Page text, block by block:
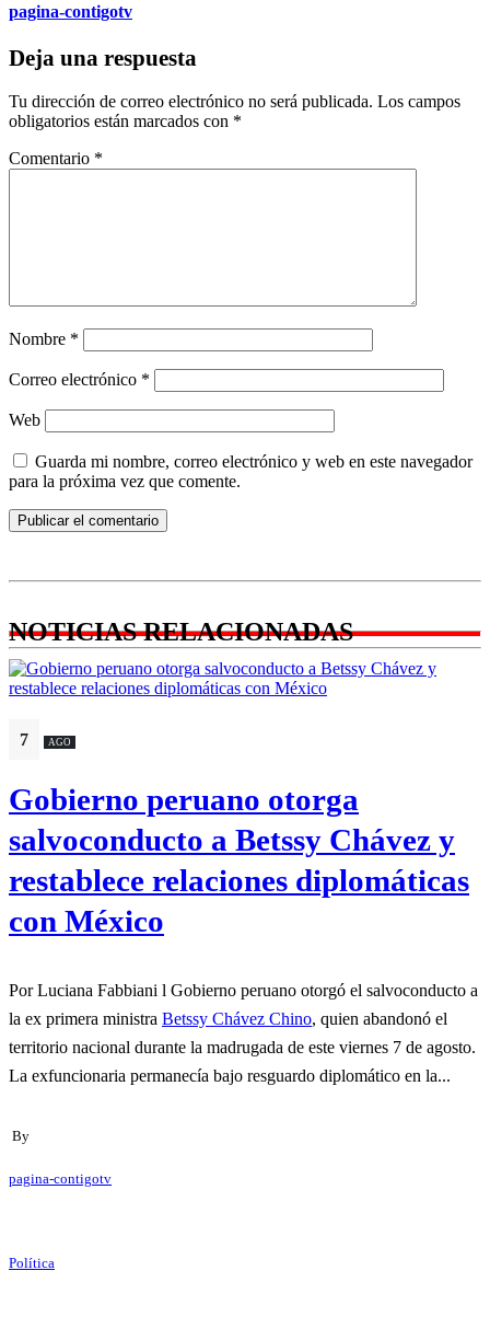
pagina-contigotv
Deja una respuesta
Tu dirección de correo electrónico no será publicada. Los campos
obligatorios están marcados con *
Comentario *
Nombre *
Correo electrónico *
Web
Guarda mi nombre, correo electrónico y web en este navegador
para la próxima vez que comente.
NOTICIAS RELACIONADAS
7 AGO
Gobierno peruano otorga
salvoconducto a Betssy Chávez y
restablece relaciones diplomáticas
con México
Por Luciana Fabbiani l Gobierno peruano otorgó el salvoconducto a
la ex primera ministra Betssy Chávez Chino, quien abandonó el
territorio nacional durante la madrugada de este viernes 7 de agosto.
La exfuncionaria permanecía bajo resguardo diplomático en la...
By
pagina-contigotv
Política